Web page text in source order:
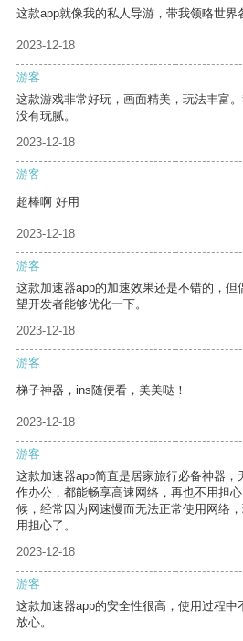
这款app就像我的私人导游，带我领略世界
2023-12-18
游客
这款游戏非常好玩，画面精美，玩法丰富
没有玩腻。
2023-12-18
游客
超棒啊 好用
2023-12-18
游客
这款加速器app的加速效果还是不错的，
望开发者能够优化一下。
2023-12-18
游客
梯子神器，ins随便看，美美哒！
2023-12-18
游客
这款加速器app简直是居家旅行必备神器
作办公，都能畅享高速网络，再也不用担
候，经常因为网速慢而无法正常使用网络
用担心了。
2023-12-18
游客
这款加速器app的安全性很高，使用过程中
放心。